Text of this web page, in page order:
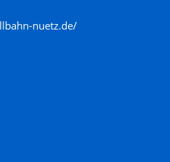
nuetz.de/